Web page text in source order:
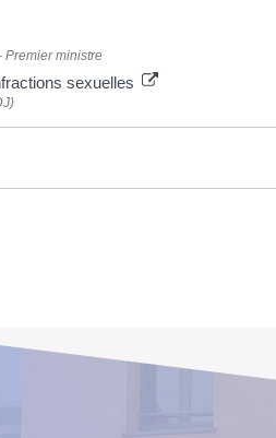
Premier ministre
sexuelles